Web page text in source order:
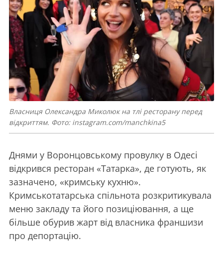
Власниця Олександра Миколюк на тлі ресторану перед
відкриттям. Фото: instagram.com/manchkina5
Днями у Воронцовському провулку в Одесі
відкрився ресторан «Татарка», де готують, як
зазначено, «кримську кухню».
Кримськотатарська спільнота розкритикувала
меню закладу та його позиціювання, а ще
більше обурив жарт від власника франшизи
про депортацію.